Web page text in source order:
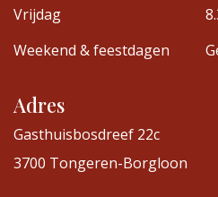
Vrijdag
Weekend & feestdagen
Adres
Gasthuisbosdreef 22c
3700 Tongeren-Borgloon